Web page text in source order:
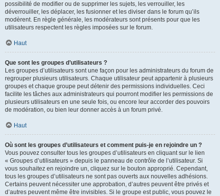
possibilité de modifier ou de supprimer les sujets, les verrouiller, les
déverrouiller, les déplacer, les fusionner et les diviser dans le forum qu’ils
modèrent. En règle générale, les modérateurs sont présents pour que les
utilisateurs respectent les règles imposées sur le forum.
Haut
Que sont les groupes d’utilisateurs ?
Les groupes d’utilisateurs sont une façon pour les administrateurs du forum de
regrouper plusieurs utilisateurs. Chaque utilisateur peut appartenir à plusieurs
groupes et chaque groupe peut détenir des permissions individuelles. Ceci
facilite les tâches aux administrateurs qui pourront modifier les permissions de
plusieurs utilisateurs en une seule fois, ou encore leur accorder des pouvoirs
de modération, ou bien leur donner accès à un forum privé.
Haut
Où sont les groupes d’utilisateurs et comment puis-je en rejoindre un ?
Vous pouvez consulter tous les groupes d’utilisateurs en cliquant sur le lien
« Groupes d’utilisateurs » depuis le panneau de contrôle de l’utilisateur. Si
vous souhaitez en rejoindre un, cliquez sur le bouton approprié. Cependant,
tous les groupes d’utilisateurs ne sont pas ouverts aux nouvelles adhésions.
Certains peuvent nécessiter une approbation, d’autres peuvent être privés et
d’autres peuvent même être invisibles. Si le groupe est public, vous pouvez le